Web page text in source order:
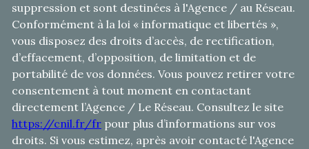
suppression et sont destinées à l'Agence / au Réseau.
Conformément à la loi « informatique et libertés »,
vous disposez des droits d’accès, de rectification,
d’effacement, d’opposition, de limitation et de
portabilité de vos données. Vous pouvez retirer votre
consentement à tout moment en contactant
directement l’Agence / Le Réseau. Consultez le site
https://cnil.fr/fr pour plus d’informations sur vos
droits. Si vous estimez, après avoir contacté l'Agence